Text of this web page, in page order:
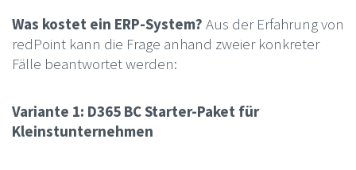
Was kostet ein ERP-System? Aus der Erfahrung von
redPoint kann die Frage anhand zweier konkreter
Fälle beantwortet werden:
Variante 1: D365 BC Starter-Paket für
Kleinstunternehmen